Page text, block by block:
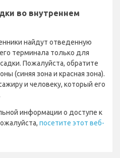
во внутреннем
найдут отведенную
терминала только для
Пожалуйста, обратите
(синяя зона и красная зона).
и человеку, который его
информации о доступе к
посетите этот веб-